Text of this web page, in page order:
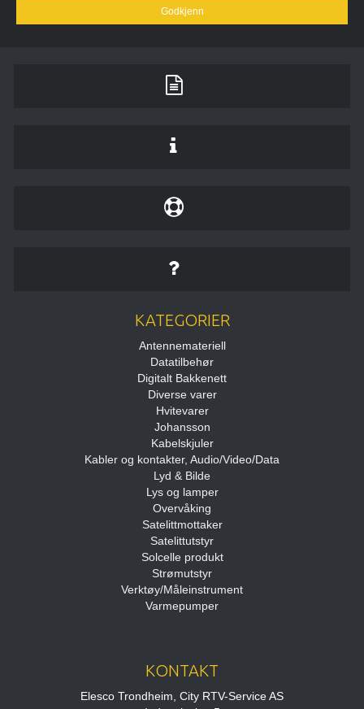
Godkjenn
KATEGORIER
Antennemateriell
Datatilbehør
Digitalt Bakkenett
Diverse varer
Hvitevarer
Johansson
Kabelskjuler
Kabler og kontakter, Audio/Video/Data
Lyd & Bilde
Lys og lamper
Overvåking
Satelittmottaker
Satelittutstyr
Solcelle produkt
Strømutstyr
Verktøy/Måleinstrument
Varmepumper
KONTAKT
Elesco Trondheim, City RTV-Service AS